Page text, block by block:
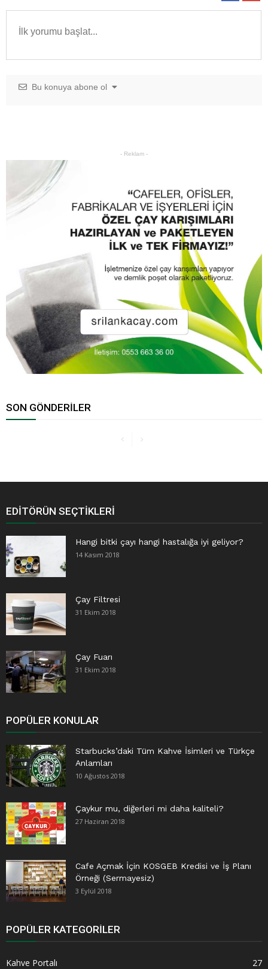
Bu konuya abone ol
- Reklam -
SON GÖNDERILER
EDITÖRÜN SEÇTIKLERI
Hangi bitki çayı hangi hastalığa iyi geliyor?
14 Kasım 2018
Çay Filtresi
31 Ekim 2018
Çay Fuarı
31 Ekim 2018
POPÜLER KONULAR
Starbucks’daki Tüm Kahve İsimleri ve Türkçe
Anlamları
10 Ağustos 2018
Çaykur mu, diğerleri mi daha kaliteli?
27 Haziran 2018
Cafe Açmak İçin KOSGEB Kredisi ve İş Planı
Örneği (Sermayesiz)
3 Eylül 2018
POPÜLER KATEGORILER
Kahve Portalı
27